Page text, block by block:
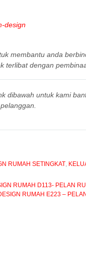
design
membantu anda
dengan
dibawah untuk kami
RUMAH SETINGKAT,
RUMAH D113- PELAN
RUMAH E223 –